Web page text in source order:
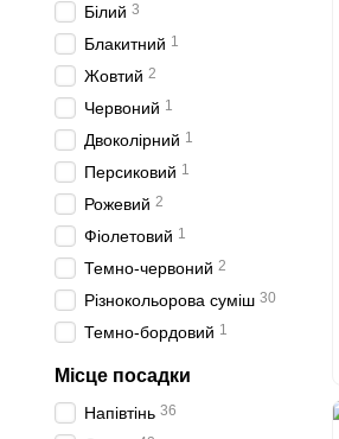
Білий 3
Блакитний 1
Жовтий 2
Червоний 1
Двоколірний 1
Персиковий 1
Рожевий 2
Фіолетовий 1
Темно-червоний 2
Різнокольорова суміш 30
Темно-бордовий 1
Місце посадки
Напівтінь 36